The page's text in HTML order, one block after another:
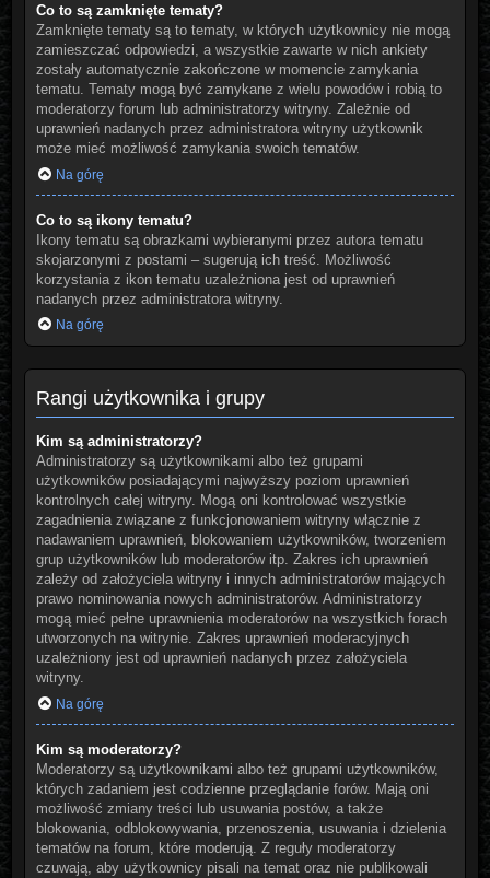
Co to są zamknięte tematy?
Zamknięte tematy są to tematy, w których użytkownicy nie mogą
zamieszczać odpowiedzi, a wszystkie zawarte w nich ankiety
zostały automatycznie zakończone w momencie zamykania
tematu. Tematy mogą być zamykane z wielu powodów i robią to
moderatorzy forum lub administratorzy witryny. Zależnie od
uprawnień nadanych przez administratora witryny użytkownik
może mieć możliwość zamykania swoich tematów.
Na górę
Co to są ikony tematu?
Ikony tematu są obrazkami wybieranymi przez autora tematu
skojarzonymi z postami – sugerują ich treść. Możliwość
korzystania z ikon tematu uzależniona jest od uprawnień
nadanych przez administratora witryny.
Na górę
Rangi użytkownika i grupy
Kim są administratorzy?
Administratorzy są użytkownikami albo też grupami
użytkowników posiadającymi najwyższy poziom uprawnień
kontrolnych całej witryny. Mogą oni kontrolować wszystkie
zagadnienia związane z funkcjonowaniem witryny włącznie z
nadawaniem uprawnień, blokowaniem użytkowników, tworzeniem
grup użytkowników lub moderatorów itp. Zakres ich uprawnień
zależy od założyciela witryny i innych administratorów mających
prawo nominowania nowych administratorów. Administratorzy
mogą mieć pełne uprawnienia moderatorów na wszystkich forach
utworzonych na witrynie. Zakres uprawnień moderacyjnych
uzależniony jest od uprawnień nadanych przez założyciela
witryny.
Na górę
Kim są moderatorzy?
Moderatorzy są użytkownikami albo też grupami użytkowników,
których zadaniem jest codzienne przeglądanie forów. Mają oni
możliwość zmiany treści lub usuwania postów, a także
blokowania, odblokowywania, przenoszenia, usuwania i dzielenia
tematów na forum, które moderują. Z reguły moderatorzy
czuwają, aby użytkownicy pisali na temat oraz nie publikowali